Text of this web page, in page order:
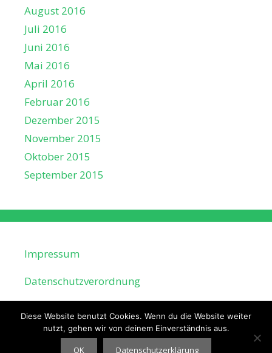
August 2016
Juli 2016
Juni 2016
Mai 2016
April 2016
Februar 2016
Dezember 2015
November 2015
Oktober 2015
September 2015
Impressum
Datenschutzverordnung
Diese Website benutzt Cookies. Wenn du die Website weiter
nutzt, gehen wir von deinem Einverständnis aus.
OK Datenschutzerklärung